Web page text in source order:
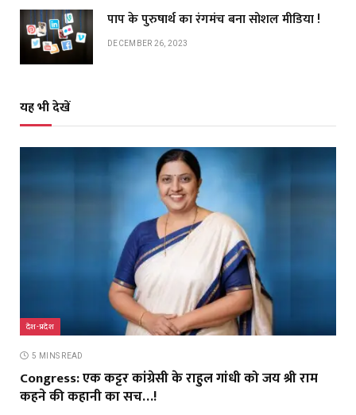
पाप के पुरुषार्थ का रंगमंच बना सोशल मीडिया !
DECEMBER 26, 2023
यह भी देखें
देश-प्रदेश
5 MINS READ
Congress: एक कट्टर कांग्रेसी के राहुल गांधी को जय श्री राम
कहने की कहानी का सच…!